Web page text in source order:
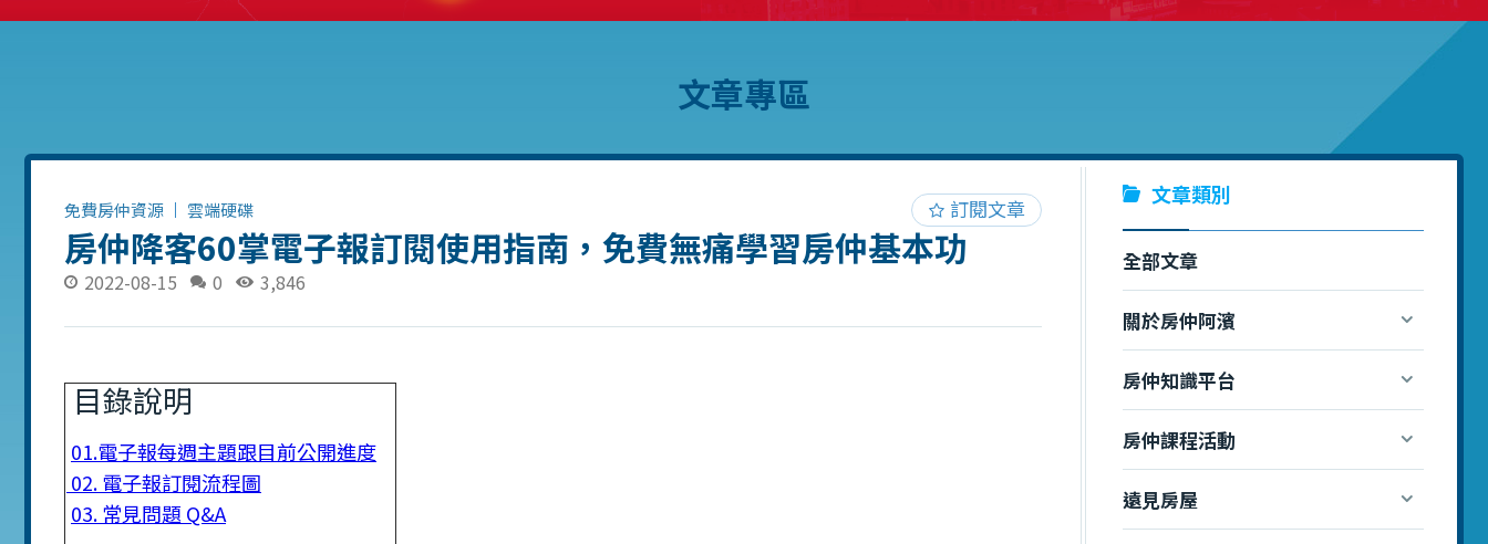
文章專區
免費房仲資源 雲端硬碟 訂閱文章
房仲降客60掌電子報訂閱使用指南，免費無痛學習房仲基本功
2022-08-15 0 3,846
目錄說明
01.電子報每週主題跟目前公開進度
02. 電子報訂閱流程圖
03. 常見問題 Q&A
文章類別
全部文章
關於房仲阿濱
房仲知識平台
房仲課程活動
遠見房屋